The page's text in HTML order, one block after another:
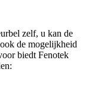
zelf, u kan de
de mogelijkheid
biedt Fenotek